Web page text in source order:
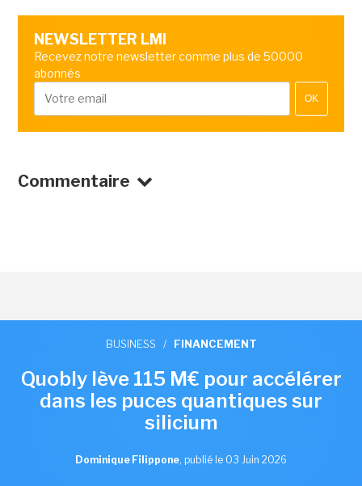
NEWSLETTER LMI
Recevez notre newsletter comme plus de 50000
abonnés
OK
Commentaire
BUSINESS / FINANCEMENT
Quobly lève 115 M€ pour accélérer
dans les puces quantiques sur
silicium
Dominique Filippone, publié le 03 Juin 2026